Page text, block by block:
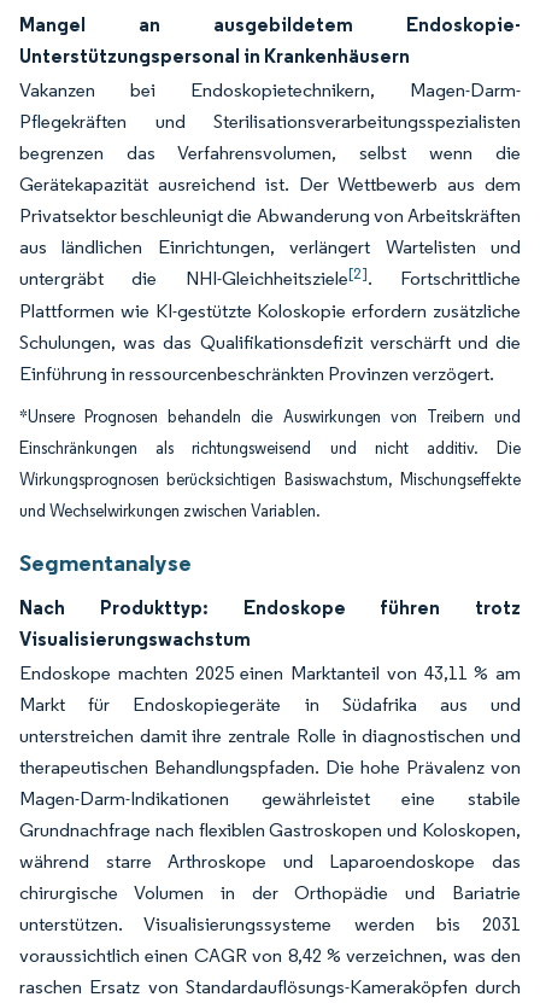
Mangel an ausgebildetem Endoskopie-
Unterstützungspersonal in Krankenhäusern
Vakanzen bei Endoskopietechnikern, Magen-Darm-
Pflegekräften und Sterilisationsverarbeitungsspezialisten
begrenzen das Verfahrensvolumen, selbst wenn die
Gerätekapazität ausreichend ist. Der Wettbewerb aus dem
Privatsektor beschleunigt die Abwanderung von Arbeitskräften
aus ländlichen Einrichtungen, verlängert Wartelisten und
untergräbt die NHI-Gleichheitsziele[2]. Fortschrittliche
Plattformen wie KI-gestützte Koloskopie erfordern zusätzliche
Schulungen, was das Qualifikationsdefizit verschärft und die
Einführung in ressourcenbeschränkten Provinzen verzögert.
*Unsere Prognosen behandeln die Auswirkungen von Treibern und
Einschränkungen als richtungsweisend und nicht additiv. Die
Wirkungsprognosen berücksichtigen Basiswachstum, Mischungseffekte
und Wechselwirkungen zwischen Variablen.
Segmentanalyse
Nach Produkttyp: Endoskope führen trotz
Visualisierungswachstum
Endoskope machten 2025 einen Marktanteil von 43,11 % am
Markt für Endoskopiegeräte in Südafrika aus und
unterstreichen damit ihre zentrale Rolle in diagnostischen und
therapeutischen Behandlungspfaden. Die hohe Prävalenz von
Magen-Darm-Indikationen gewährleistet eine stabile
Grundnachfrage nach flexiblen Gastroskopen und Koloskopen,
während starre Arthroskope und Laparoendoskope das
chirurgische Volumen in der Orthopädie und Bariatrie
unterstützen. Visualisierungssysteme werden bis 2031
voraussichtlich einen CAGR von 8,42 % verzeichnen, was den
raschen Ersatz von Standardauflösungs-Kameraköpfen durch